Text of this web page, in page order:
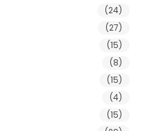
(24)
(27)
(15)
(8)
(15)
(4)
(15)